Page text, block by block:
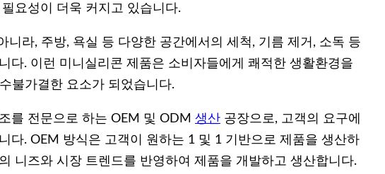
요성이 더욱 커지고 있습니다.
니라, 주방, 욕실 등 다양한 공간에서의 세척, 기름 제거, 소독 등
다. 이런 미니실리콘 제품은 소비자들에게 쾌적한 생활환경을
불가결한 요소가 되었습니다.
를 전문으로 하는 OEM 및 ODM 생산 공장으로, 고객의 요구에
다. OEM 방식은 고객이 원하는 1 및 1 기반으로 제품을 생산하
니즈와 시장 트렌드를 반영하여 제품을 개발하고 생산합니다.